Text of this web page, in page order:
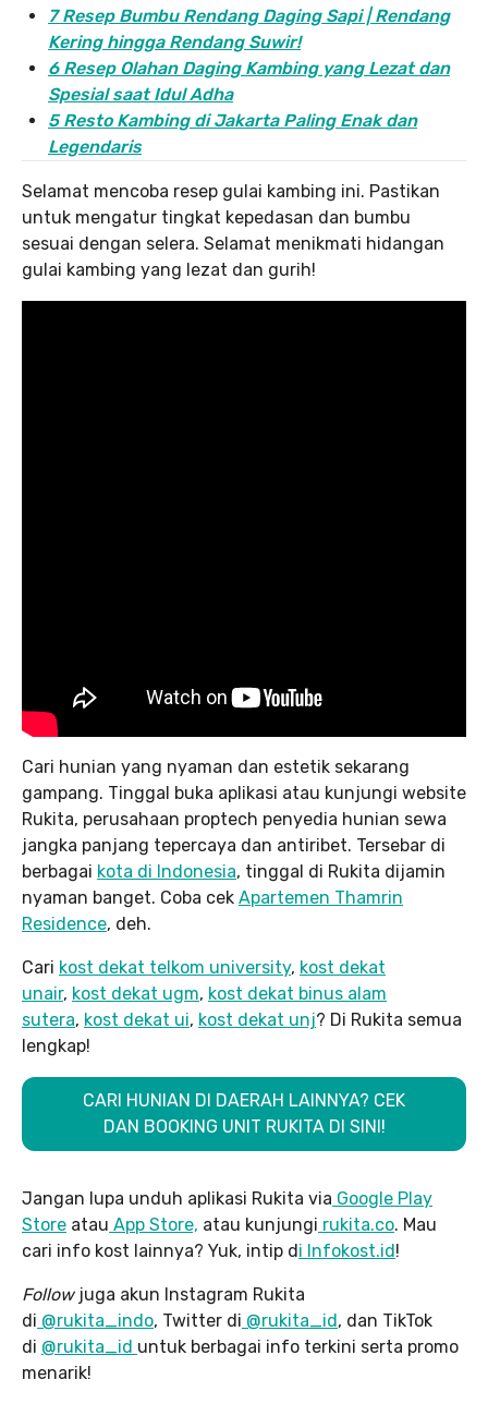
7 Resep Bumbu Rendang Daging Sapi | Rendang
Kering hingga Rendang Suwir!
6 Resep Olahan Daging Kambing yang Lezat dan
Spesial saat Idul Adha
5 Resto Kambing di Jakarta Paling Enak dan
Legendaris
Selamat mencoba resep gulai kambing ini. Pastikan
untuk mengatur tingkat kepedasan dan bumbu
sesuai dengan selera. Selamat menikmati hidangan
gulai kambing yang lezat dan gurih!
Cari hunian yang nyaman dan estetik sekarang
gampang. Tinggal buka aplikasi atau kunjungi website
Rukita, perusahaan proptech penyedia hunian sewa
jangka panjang tepercaya dan antiribet. Tersebar di
berbagai kota di Indonesia, tinggal di Rukita dijamin
nyaman banget. Coba cek Apartemen Thamrin
Residence, deh.
Cari kost dekat telkom university, kost dekat
unair, kost dekat ugm, kost dekat binus alam
sutera, kost dekat ui, kost dekat unj? Di Rukita semua
lengkap!
CARI HUNIAN DI DAERAH LAINNYA? CEK
DAN BOOKING UNIT RUKITA DI SINI!
Jangan lupa unduh aplikasi Rukita via Google Play
Store atau App Store, atau kunjungi rukita.co. Mau
cari info kost lainnya? Yuk, intip d i Infokost.id !
Follow juga akun Instagram Rukita
di @rukita_indo, Twitter di @rukita_id , dan TikTok
di @rukita_id untuk berbagai info terkini serta promo
menarik!